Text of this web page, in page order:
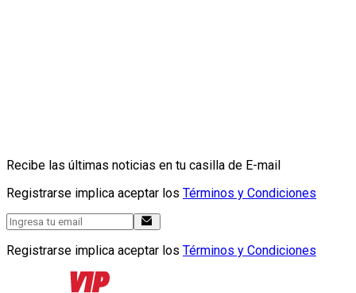
Recibe las últimas noticias en tu casilla de E-mail
Registrarse implica aceptar los Términos y Condiciones
Registrarse implica aceptar los Términos y Condiciones